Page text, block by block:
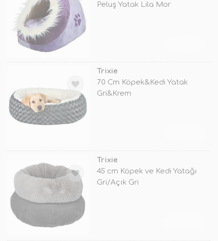
Peluş Yatak Lila Mor
Trixie
70 Cm Köpek&Kedi Yatak
Gri&Krem
Trixie
45 cm Köpek ve Kedi Yatağı
Gri/Açık Gri